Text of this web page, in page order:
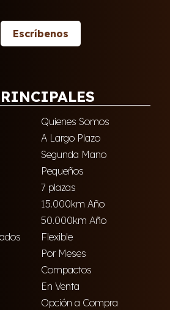
Escríbenos
Quienes Somos
A Largo Plazo
Segunda Mano
Pequeños
7 plazas
15.000km Año
50.000km Año
Flexible
Por Meses
Compactos
En Venta
Opción a Compra